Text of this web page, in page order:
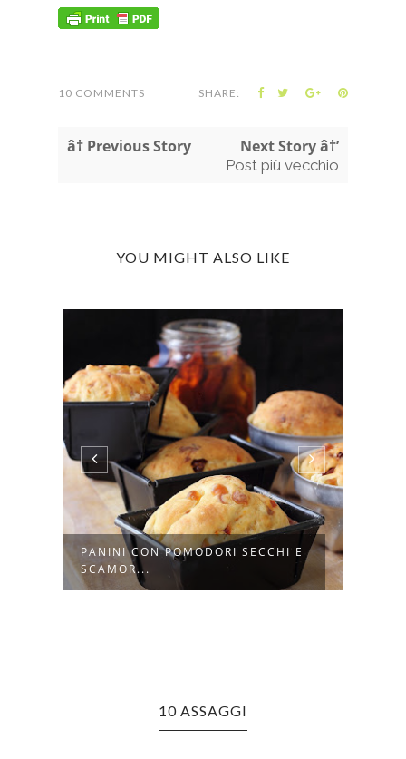
10 COMMENTS SHARE:
â† Previous Story Next Story â†’
Post più vecchio
YOU MIGHT ALSO LIKE
PANINI CON POMODORI SECCHI E
SCAMOR...
10 ASSAGGI